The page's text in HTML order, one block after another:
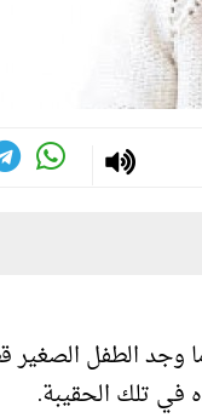
وجد الطفل
في تلك الحقيبة.